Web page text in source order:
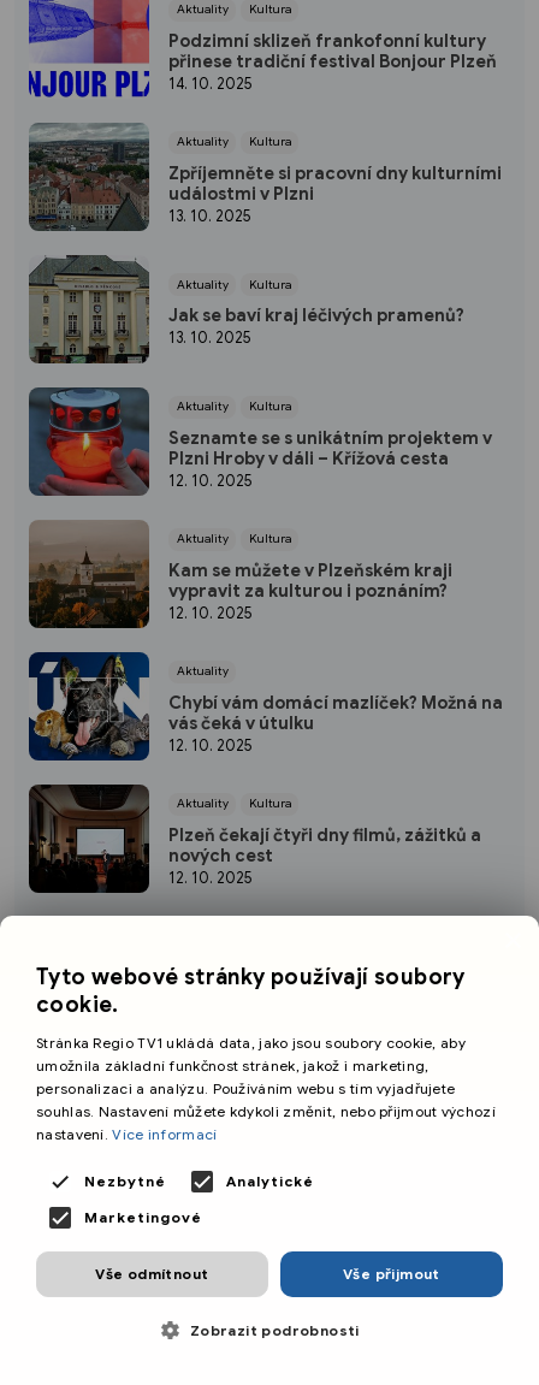
Aktuality Kultura
Podzimní sklizeň frankofonní kultury
přinese tradiční festival Bonjour Plzeň
14. 10. 2025
Aktuality Kultura
Zpříjemněte si pracovní dny kulturními
událostmi v Plzni
13. 10. 2025
Aktuality Kultura
Jak se baví kraj léčivých pramenů?
13. 10. 2025
Aktuality Kultura
Seznamte se s unikátním projektem v
Plzni Hroby v dáli – Křížová cesta
12. 10. 2025
Aktuality Kultura
Kam se můžete v Plzeňském kraji
vypravit za kulturou i poznáním?
12. 10. 2025
Aktuality
Chybí vám domácí mazlíček? Možná na
vás čeká v útulku
12. 10. 2025
Aktuality Kultura
Plzeň čekají čtyři dny filmů, zážitků a
nových cest
12. 10. 2025
Děti se učily o přírodě v Arboretu
Sofronka na tradičním Dni lesa
Aktuality Kultura
Vydejte se v neděli na pouť do Skoků k
Naší Paní ze Sloupu
11. 10. 2025
dohru
11. 10. 2025
Aktuality Kultura
Tyto webové stránky používají soubory
cookie.
Stránka Regio TV1 ukládá data, jako jsou soubory cookie, aby
umožnila základní funkčnost stránek, jakož i marketing,
personalizaci a analýzu. Používáním webu s tím vyjadřujete
souhlas. Nastavení můžete kdykoli změnit, nebo přijmout výchozí
nastavení.Více informací
Nezbytné
Analytické
Marketingové
Vše přijmout
Vše odmítnout
Zobrazit podrobnosti